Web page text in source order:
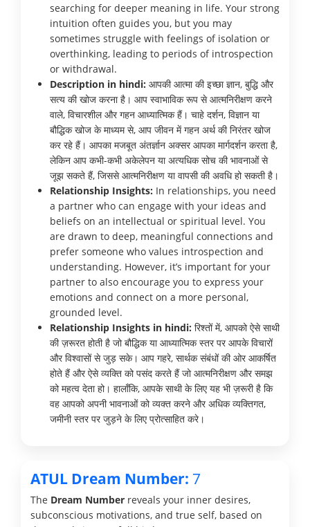
searching for deeper meaning in life. Your strong
intuition often guides you, but you may
sometimes struggle with feelings of isolation or
overthinking, leading to periods of introspection
or withdrawal.
Description in hindi: आपकी आत्मा की इच्छा ज्ञान, बुद्धि और
सत्य की खोज करना है। आप स्वाभाविक रूप से आत्मनिरीक्षण करने
वाले, विचारशील और गहन आध्यात्मिक हैं। चाहे दर्शन, विज्ञान या
बौद्धिक खोज के माध्यम से, आप जीवन में गहन अर्थ की निरंतर खोज
कर रहे हैं। आपका मजबूत अंतर्ज्ञान अक्सर आपका मार्गदर्शन करता है,
लेकिन आप कभी-कभी अकेलेपन या अत्यधिक सोच की भावनाओं से
जूझ सकते हैं, जिससे आत्मनिरीक्षण या वापसी की अवधि हो सकती है।
Relationship Insights: In relationships, you need
a partner who can engage with your ideas and
beliefs on an intellectual or spiritual level. You
are drawn to deep, meaningful connections and
prefer someone who values introspection and
understanding. However, it’s important for your
partner to also encourage you to express your
emotions and connect on a more personal,
grounded level.
Relationship Insights in hindi: रिश्तों में, आपको ऐसे साथी
की ज़रूरत होती है जो बौद्धिक या आध्यात्मिक स्तर पर आपके विचारों
और विश्वासों से जुड़ सके। आप गहरे, सार्थक संबंधों की ओर आकर्षित
होते हैं और ऐसे व्यक्ति को पसंद करते हैं जो आत्मनिरीक्षण और समझ
को महत्व देता हो। हालाँकि, आपके साथी के लिए यह भी ज़रूरी है कि
वह आपको अपनी भावनाओं को व्यक्त करने और अधिक व्यक्तिगत,
जमीनी स्तर पर जुड़ने के लिए प्रोत्साहित करे।
ATUL Dream Number: 7
The Dream Number reveals your inner desires,
subconscious motivations, and true self, based on